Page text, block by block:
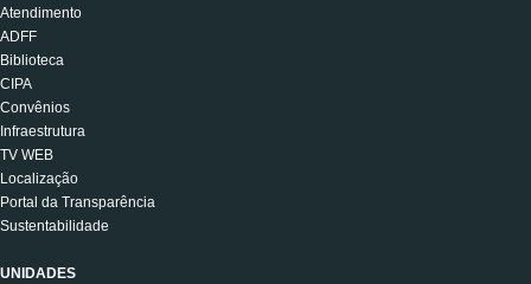
Atendimento
ADFF
Biblioteca
CIPA
Convênios
Infraestrutura
TV WEB
Localização
Portal da Transparência
Sustentabilidade
UNIDADES